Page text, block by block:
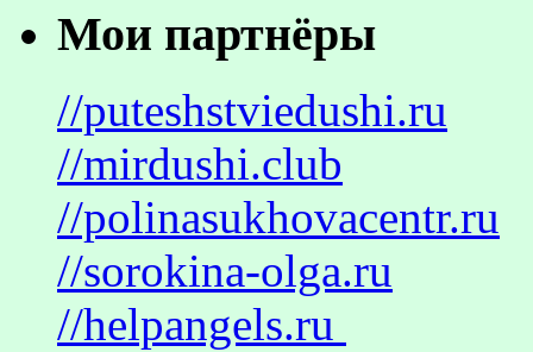
Мои партнёры
//puteshstviedushi.ru
//mirdushi.club
//polinasukhovacentr.ru
//sorokina-olga.ru
//helpangels.ru